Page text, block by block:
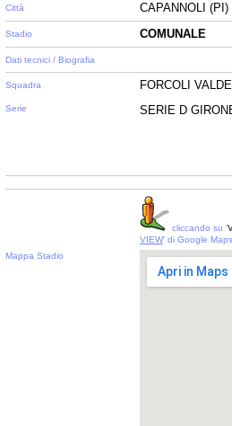
Città CAPANNOLI (PI)
Stadio COMUNALE
Dati tecnici / Biografia
Squadra
Serie
FORCOLI
SERIE D
cliccando su '
VIEW' di Google Maps
Mappa Stadio